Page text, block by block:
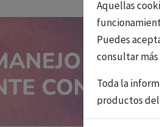
Aquellas
Puedes
consultar
Toda la
productos
profesionales